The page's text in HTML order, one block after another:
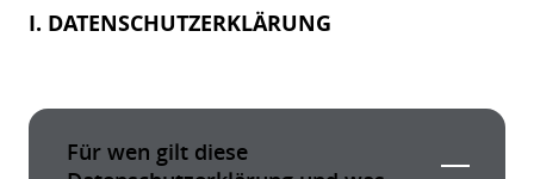
I. DATENSCHUTZERKLÄRUNG
Für wen gilt diese